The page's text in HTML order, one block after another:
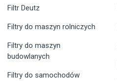
Filtr Deutz
Filtry do maszyn rolniczych
Filtry do maszyn
budowlanych
Filtry do samochodów